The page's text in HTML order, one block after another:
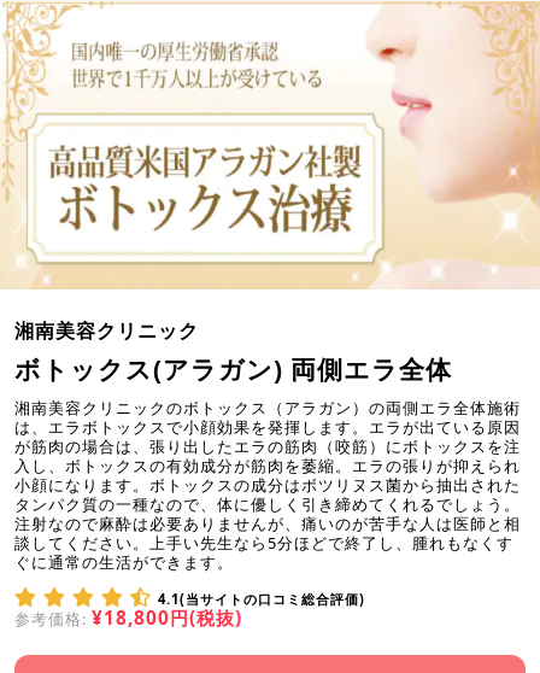
湘南美容クリニック
ボトックス(アラガン) 両側エラ全体
湘南美容クリニックのボトックス（アラガン）の両側エラ全体施術
は、エラボトックスで小顔効果を発揮します。エラが出ている原因
が筋肉の場合は、張り出したエラの筋肉（咬筋）にボトックスを注
入し、ボトックスの有効成分が筋肉を萎縮。エラの張りが抑えられ
小顔になります。ボトックスの成分はボツリヌス菌から抽出された
タンパク質の一種なので、体に優しく引き締めてくれるでしょう。
注射なので麻酔は必要ありませんが、痛いのが苦手な人は医師と相
談してください。上手い先生なら5分ほどで終了し、腫れもなくす
ぐに通常の生活ができます。
4.1(当サイトの口コミ総合評価)
参考価格: ¥18,800円(税抜)